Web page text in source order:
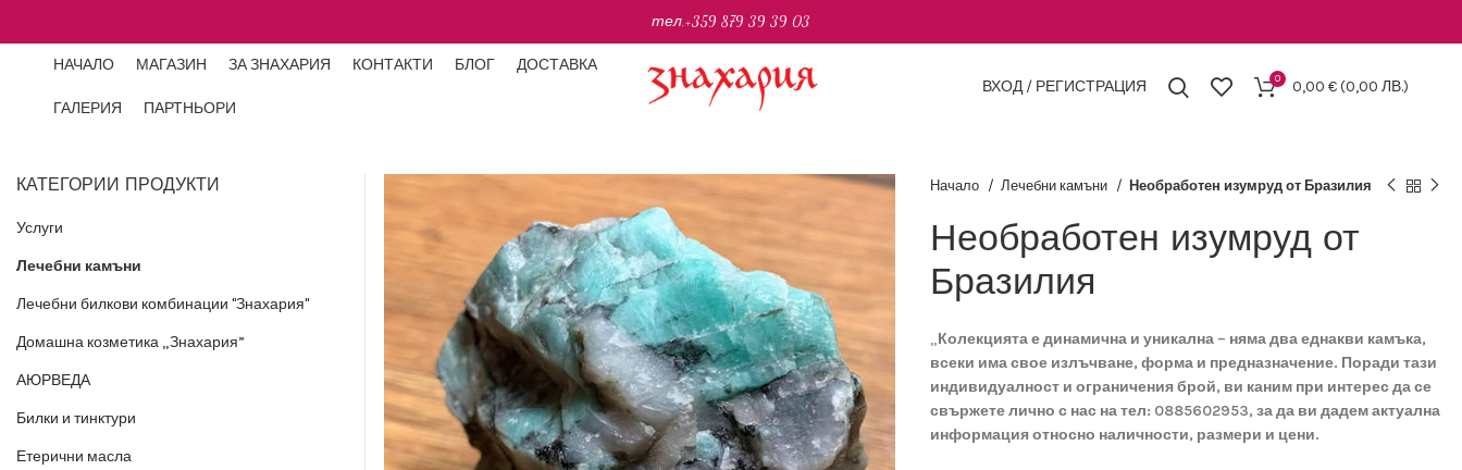
НАЧАЛО МАГАЗИН ЗА ЗНАХАРИЯ КОНТАКТИ БЛОГ ДОСТАВКА
ГАЛЕРИЯ ПАРТНЬОРИ
ВХОД / РЕГИСТРАЦИЯ 0 0,00€(0,00 ЛВ.)
Начало Лечебни камъни Необработен изумруд от Бразилия
Необработен изумруд от
Бразилия
„Колекцията е динамична и уникална – няма два еднакви камъка,
всеки има свое излъчване, форма и предназначение. Поради тази
индивидуалност и ограничения брой, ви каним при интерес да се
свържете лично с нас на тел: 0885602953, за да ви дадем актуална
информация относно наличности, размери и цени.
КАТЕГОРИИ ПРОДУКТИ
Услуги
Лечебни камъни
Лечебни билкови комбинации "Знахария"
Домашна козметика „Знахария”
АЮРВЕДА
Билки и тинктури
Етерични масла
тел.+359 879 39 39 03